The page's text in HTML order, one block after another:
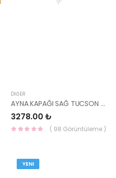
DIĞER
AYNA KAPAĞI SAĞ TUCSON 2015- 87626-D7100-HMC
3278.00 ₺
( 98 Görüntüleme )
YENI